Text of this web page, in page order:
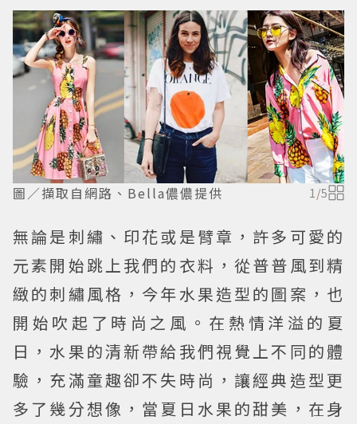
圖／擷取自網路、Bella儂儂提供 1 /5
無論是刺繡、印花或是臂章，許多可愛的
元素開始跳上我們的衣料，從普普風到精
緻的刺繡風格，今年水果造型的圖案，也
開始吹起了時尚之風。在熱情洋溢的夏
日，水果的清新帶給我們視覺上不同的體
驗，充滿童趣卻不失時尚，讓經典造型更
多了幾分想像，當夏日水果的甜美，在身